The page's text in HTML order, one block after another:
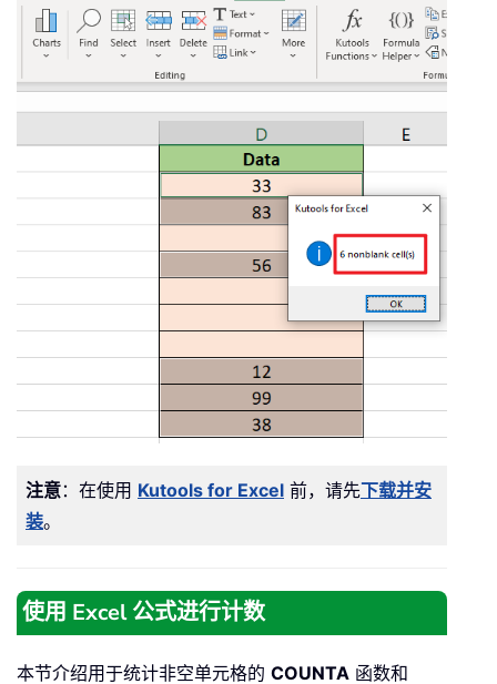
注意：在使用 Kutools for Excel 前，请先下载并安
装。
使用 Excel 公式进行计数
本节介绍用于统计非空单元格的 COUNTA 函数和